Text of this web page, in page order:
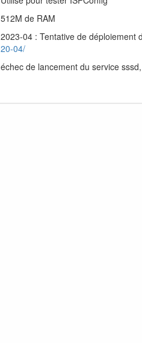
512M de RAM
2023-04 : Tentative de déploiement
20-04/
échec de lancement du service